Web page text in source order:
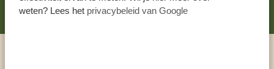
weten? Lees het privacybeleid van Google